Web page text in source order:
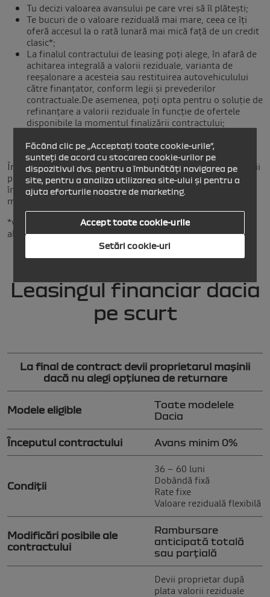
Tu decizi valoarea avansului pe care vrei să îl plătești;
Te bucuri de o valoare reziduală mai mare, ceea ce îți
oferă accesul la o rată lunară mai mică față de un credit
clasic*;
La finalul contractului de leasing poți alege, în afară de
achitarea integrală a valorii reziduale, varianta de
reeșalonare a acesteia sau restituirea autovehiculului
către finanțator, conform legii și prevederilor
contractuale.De asemenea, poți opta pentru o soluție de
refinanțare a valorii reziduale în funcție de ofertele
disponibile la momentul finalizării contractului;
finanțare.
În plus, în cadrul contractului de leasing, sunt incluse servicii
precum garanția extinsă a modelului tău Dacia și servicii de
întreținere (reviziile conform caietului de întreținere a
mașinii și ITP) până la 5 ani.
*valoarea reziduală maximă variază în funcție de modelul
ales și îți va fi comunicată de către agentul Dacia.
Leasingul financiar dacia
pe scurt
La final de contract devii proprietarul mașinii
dacă nu alegi opțiunea de returnare
Modele eligible
Toate modelele
Dacia
Începutul contractului Avans minim 0%
Condiții
36 – 60 luni
Dobândă fixă
Rate fixe
Valoare reziduală flexibilă
Modificări posibile ale
contractului
Rambursare
anticipată totală
sau parțială
Devii proprietar după
plata valorii reziduale
Făcând clic pe „Acceptați toate cookie-urile”,
sunteți de acord cu stocarea cookie-urilor pe
dispozitivul dvs. pentru a îmbunătăți navigarea pe
site, pentru a analiza utilizarea site-ului și pentru a
ajuta eforturile noastre de marketing.
Setări cookie-uri
Accept toate cookie-urile